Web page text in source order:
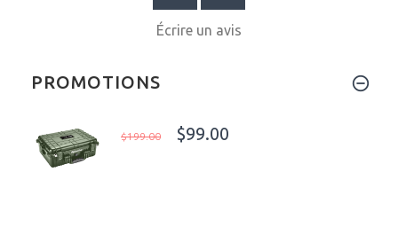
Écrire un avis
PROMOTIONS
$199.00 $99.00